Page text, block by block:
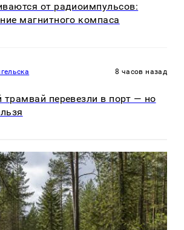
от радиоимпульсов:
магнитного компаса
8 часов назад
трамвай перевезли в порт — но